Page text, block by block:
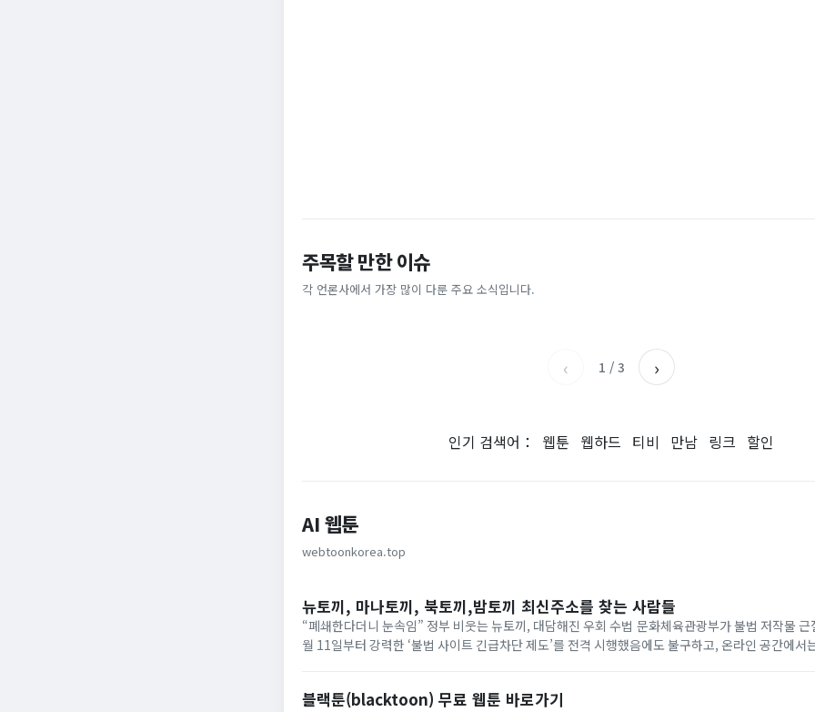
주목할 만한 이슈
각 언론사에서 가장 많이 다룬 주요 소식입니다.
역대 육해공 참모총장 46명 “사관학교 통합, 진단과
처방 어긋나”
동아일보
불 없이 버터가 '사르르'...검은 옷은 10℃ 이상 '후
끈'
‹ 1 / 3 ›
인기 검색어： 웹툰 웹하드 티비 만남 링크 할인
AI 웹툰
webtoonkorea.top
뉴토끼, 마나토끼, 북토끼,밤토끼 최신주소를 찾는 사람들
“폐쇄한다더니 눈속임” 정부 비웃는 뉴토끼, 대담해진 우회 수법 문화체육관광부가 불법 저작물
월 11일부터 강력한 ‘불법 사이트 긴급차단 제도’를 전격 시행했음에도 불구하고, 온라인 공간에서
블랙툰(blacktoon) 무료 웹툰 바로가기